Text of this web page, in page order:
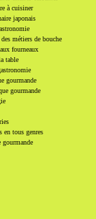
à cuisiner
japonais
métiers de bouche
fourneaux
table
gourmande
gourmande
en tous genres
gourmande